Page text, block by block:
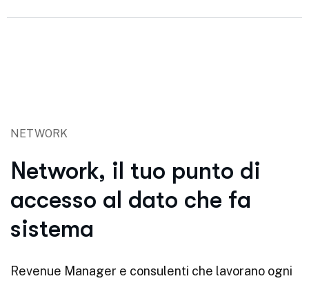
NETWORK
Network, il tuo punto di
accesso al dato che fa
sistema
Revenue Manager e consulenti che lavorano ogni